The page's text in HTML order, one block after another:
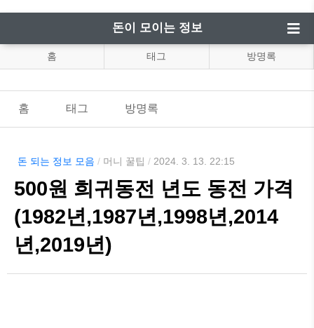
돈이 모이는 정보
홈 태그 방명록
홈 태그 방명록
돈 되는 정보 모음 / 머니 꿀팁 / 2024. 3. 13. 22:15
500원 희귀동전 년도 동전 가격
(1982년,1987년,1998년,2014
년,2019년)